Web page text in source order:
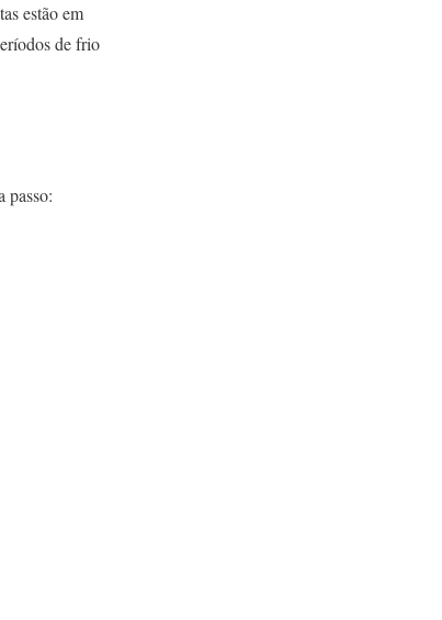
estão em
de frio
passo: